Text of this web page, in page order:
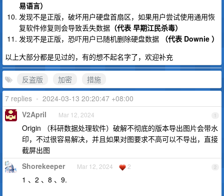
易语言）
发现不是正版，破坏用户硬盘首扇区，如果用户尝试使用通用恢
复软件修复则会导致丢失数据 （代表 早期江民杀毒）
发现不是正版，恐吓用户已随机删除硬盘数据
（代表 Downie ）
以上大部分都是见过的，有的想不起名字了，欢迎补充
反盗版 加密
措施
7 replies • 2024-03-13 20:20:47 +08:00
1
V2April Mar 12, 2024
Origin （科研数据处理软件）破解不彻底的版本导出图片会带水
印，不过很容易解决，并且如果对图要求不高可以不导出，直接
截屏出图
2
Shorekeeper Mar 12, 2024 2
1 、2 、8 、9.